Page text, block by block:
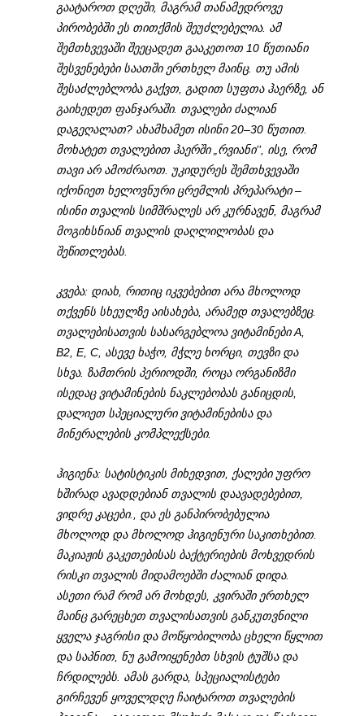
გაატაროთ დღეში, მაგრამ თანამედროვე
პირობებში ეს თითქმის შეუძლებელია. ამ
შემთხვევაში შეეცადეთ გააკეთოთ 10 წუთიანი
შესვენებები საათში ერთხელ მაინც. თუ ამის
შესაძლებლობა გაქვთ, გადით სუფთა ჰაერზე, ან
გაიხედეთ ფანჯარაში. თვალები ძალიან
დაგეღალათ? ახამხამეთ ისინი 20–30 წუთით.
მოხატეთ თვალებით ჰაერში „რვიანი’’, ისე, რომ
თავი არ ამოძრაოთ. უკიდურეს შემთხვევაში
იქონიეთ ხელოვნური ცრემლის პრეპარატი –
ისინი თვალის სიმშრალეს არ კურნავენ, მაგრამ
მოგიხსნიან თვალის დაღლილობას და
შეწითლებას.
კვება: დიახ, რითიც იკვებებით არა მხოლოდ
თქვენს სხეულზე აისახება, არამედ თვალებზეც.
თვალებისათვის სასარგებლოა ვიტამინები А,
B2, E, C, ასევე ხაჭო, მჭლე ხორცი, თევზი და
სხვა. ზამთრის პერიოდში, როცა ორგანიზმი
ისედაც ვიტამინების ნაკლებობას განიცდის,
დალიეთ სპეციალური ვიტამინებისა და
მინერალების კომპლექსები.
ჰიგიენა: სატისტიკის მიხედვით, ქალები უფრო
ხშირად ავადდებიან თვალის დაავადებებით,
ვიდრე კაცები., და ეს განპირობებულია
მხოლოდ და მხოლოდ ჰიგიენური საკითხებით.
მაკიაჟის გაკეთებისას ბაქტერიების მოხვედრის
რისკი თვალის მიდამოებში ძალიან დიდა.
ასეთი რამ რომ არ მოხდეს, კვირაში ერთხელ
მაინც გარეცხეთ თვალისათვის განკუთვნილი
ყველა ჯაგრისი და მოწყობილობა ცხელი წყლით
და საპნით, ნუ გამოიყენებთ სხვის ტუშსა და
ჩრდილებს. ამას გარდა, სპეციალისტები
გირჩევენ ყოველდღე ჩაიტაროთ თვალების